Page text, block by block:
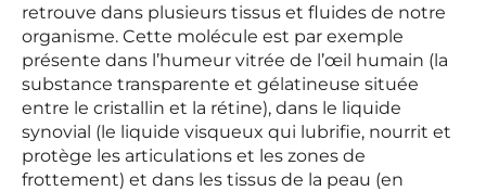
retrouve dans plusieurs tissus et fluides de notre
organisme. Cette molécule est par exemple
présente dans l’humeur vitrée de l’œil humain (la
substance transparente et gélatineuse située
entre le cristallin et la rétine), dans le liquide
synovial (le liquide visqueux qui lubrifie, nourrit et
protège les articulations et les zones de
frottement) et dans les tissus de la peau (en